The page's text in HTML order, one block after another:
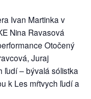
Ivan Martinka v
Nina Ravasová
Otočený
Juraj
ľudí – bývalá sólistka
k Les mŕtvych ľudí a